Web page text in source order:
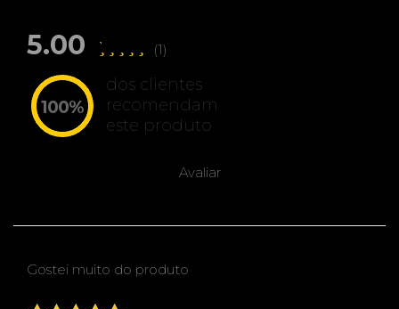
5.00 (1)
100%
dos clientes
recomendam
este produto
Avaliar
Gostei muito do produto